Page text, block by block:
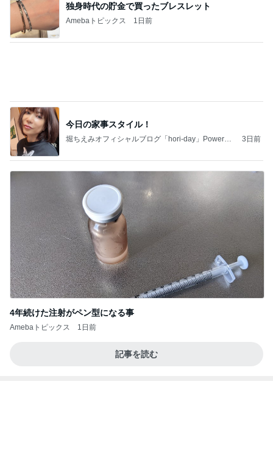
独身時代の貯金で買ったブレスレット
Amebaトピックス 1日前
今日の家事スタイル！
堀ちえみオフィシャルブログ「hori-day」Powered
3日前
4年続けた注射がペン型になる事
Amebaトピックス 1日前
記事を読む